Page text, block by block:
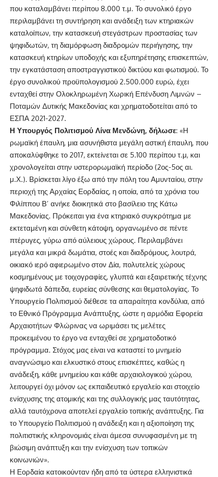
που καταλαμβάνει περίπου 8.000 τ.μ. Το συνολικό έργο
περιλαμβάνει τη συντήρηση και ανάδειξη των κτηριακών
καταλοίπων, την κατασκευή στεγάστρων προστασίας των
ψηφιδωτών, τη διαμόρφωση διαδρομών περιήγησης, την
κατασκευή κτηρίων υποδοχής και εξυπηρέτησης επισκεπτών,
την εγκατάσταση αποστραγγιστικού δικτύου και φωτισμού. Το
έργο συνολικού προϋπολογισμού 2.500.000 ευρώ, έχει
ενταχθεί στην Ολοκληρωμένη Χωρική Επένδυση Λιμνών –
Ποταμών Δυτικής Μακεδονίας και χρηματοδοτείται από το
ΕΣΠΑ 2021-2027.
Η Υπουργός Πολιτισμού Λίνα Μενδώνη, δήλωσε: «Η
ρωμαϊκή έπαυλη, μια ασυνήθιστα μεγάλη αστική έπαυλη, που
αποκαλύφθηκε το 2017, εκτείνεται σε 5.100 περίπου τ.μ, και
χρονολογείται στην υστερορωμαϊκή περίοδο (2ος-5ος αι.
μ.Χ.). Βρίσκεται λίγο έξω από την πόλη του Αμυνταίου, στην
περιοχή της Αρχαίας Εορδαίας, η οποία, από τα χρόνια του
Φιλίππου Β’ ανήκε διοικητικά στο βασίλειο της Κάτω
Μακεδονίας. Πρόκειται για ένα κτηριακό συγκρότημα με
εκτεταμένη και σύνθετη κάτοψη, οργανωμένο σε πέντε
πτέρυγες, γύρω από αύλειους χώρους. Περιλαμβάνει
μεγάλα και μικρά δωμάτια, στοές και διαδρόμους, λουτρά,
οικιακό ιερό αφιερωμένο στον Δία, πολυτελείς χώρους
κοσμημένους με τοιχογραφίες, γλυπτά και εξαιρετικής τέχνης
ψηφιδωτά δάπεδα, ευρείας σύνθεσης και θεματολογίας. Το
Υπουργείο Πολιτισμού διέθεσε τα απαραίτητα κονδύλια, από
το Εθνικό Πρόγραμμα Ανάπτυξης, ώστε η αρμόδια Εφορεία
Αρχαιοτήτων Φλώρινας να ωριμάσει τις μελέτες
προκειμένου το έργο να ενταχθεί σε χρηματοδοτικό
πρόγραμμα. Στόχος μας είναι να καταστεί το μνημείο
αναγνώσιμο και ελκυστικό στους επισκέπτες, καθώς η
ανάδειξη, κάθε μνημείου και κάθε αρχαιολογικού χώρου,
λειτουργεί όχι μόνον ως εκπαιδευτικό εργαλείο και στοιχείο
ενίσχυσης της ατομικής και της συλλογικής μας ταυτότητας,
αλλά ταυτόχρονα αποτελεί εργαλείο τοπικής ανάπτυξης. Για
το Υπουργείο Πολιτισμού η ανάδειξη και η αξιοποίηση της
πολιτιστικής κληρονομιάς είναι άμεσα συνυφασμένη με τη
βιώσιμη ανάπτυξη και την ενίσχυση των τοπικών
κοινωνιών».
Η Εορδαία κατοικούνταν ήδη από τα ύστερα ελληνιστικά